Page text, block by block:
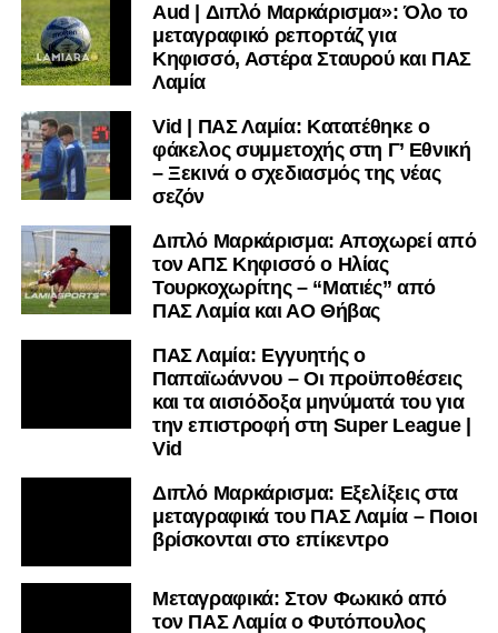
Aud | Διπλό Μαρκάρισμα»: Όλο το
μεταγραφικό ρεπορτάζ για
Κηφισσό, Αστέρα Σταυρού και ΠΑΣ
Λαμία
Vid | ΠΑΣ Λαμία: Κατατέθηκε ο
φάκελος συμμετοχής στη Γ’ Εθνική
– Ξεκινά ο σχεδιασμός της νέας
σεζόν
Διπλό Μαρκάρισμα: Αποχωρεί από
τον ΑΠΣ Κηφισσό ο Ηλίας
Τουρκοχωρίτης – “Ματιές” από
ΠΑΣ Λαμία και ΑΟ Θήβας
ΠΑΣ Λαμία: Εγγυητής ο
Παπαϊωάννου – Οι προϋποθέσεις
και τα αισιόδοξα μηνύματά του για
την επιστροφή στη Super League |
Vid
Διπλό Μαρκάρισμα: Εξελίξεις στα
μεταγραφικά του ΠΑΣ Λαμία – Ποιοι
βρίσκονται στο επίκεντρο
Μεταγραφικά: Στον Φωκικό από
τον ΠΑΣ Λαμία ο Φυτόπουλος